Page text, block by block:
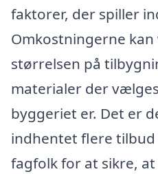
faktorer, der spiller
Omkostningerne
størrelsen på
materialer der
byggeriet er. Det er
indhentet flere
fagfolk for at sikre,